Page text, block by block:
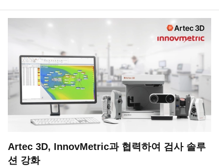
Artec 3D, InnovMetric과 협력하여 검사 솔루
션 강화